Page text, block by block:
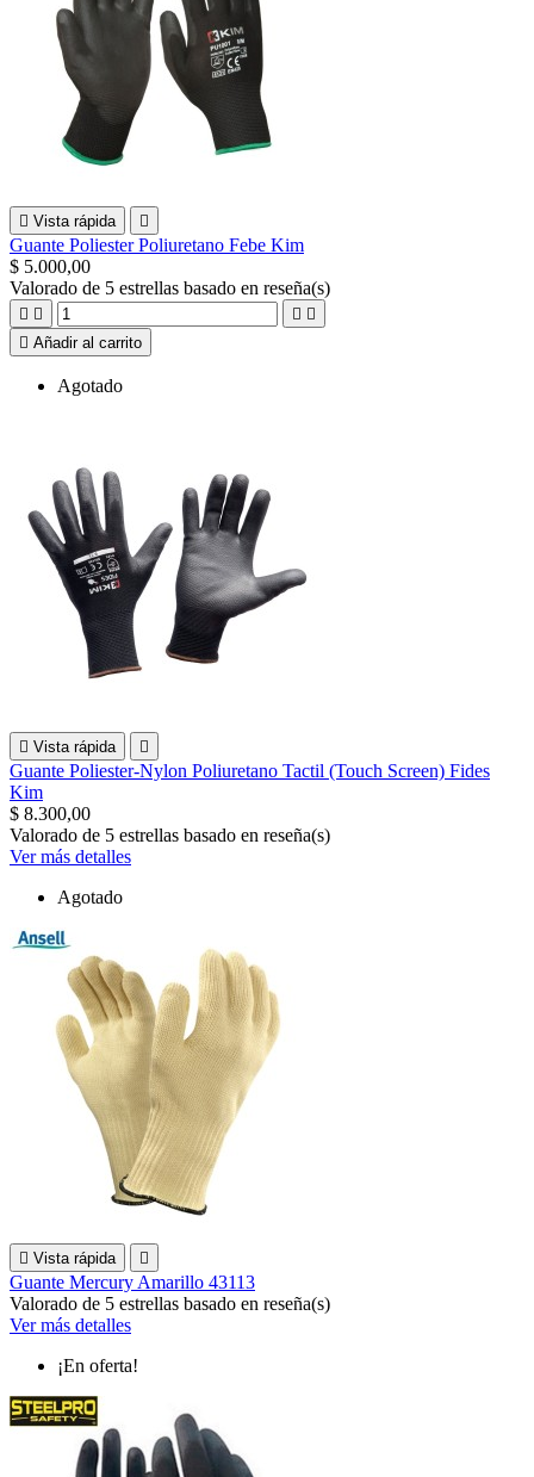
 Vista rápida 
Guante Poliester Poliuretano Febe Kim
$ 5.000,00
Valorado de 5 estrellas basado en reseña(s)
   
 Añadir al carrito
Agotado
 Vista rápida 
Guante Poliester-Nylon Poliuretano Tactil (Touch Screen) Fides
Kim
$ 8.300,00
Valorado de 5 estrellas basado en reseña(s)
Ver más detalles
Agotado
 Vista rápida 
Guante Mercury Amarillo 43113
Valorado de 5 estrellas basado en reseña(s)
Ver más detalles
¡En oferta!